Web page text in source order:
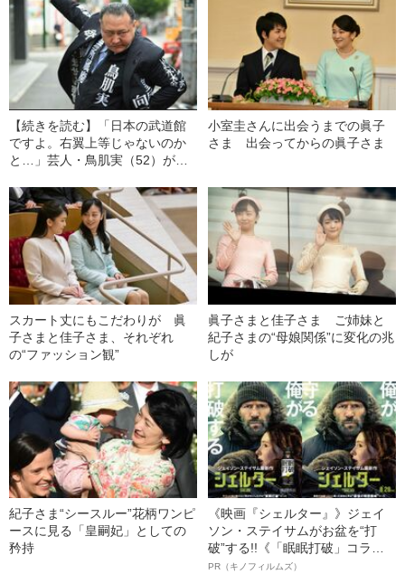
【続きを読む】「日本の武道館
ですよ。右翼上等じゃないのか
と…」芸人・鳥肌実（52）が、
な理由”
小室圭さんに出会うまでの眞子
さま 出会ってからの眞子さま
スカート丈にもこだわりが 眞
子さまと佳子さま、それぞれ
の“ファッション観”
眞子さまと佳子さま ご姉妹と
紀子さまの“母娘関係”に変化の兆
しが
紀子さま“シースルー”花柄ワンピ
ースに見る「皇嗣妃」としての
矜持
《映画『シェルター』》ジェイ
ソン・ステイサムがお盆を“打
破”する!!《「眠眠打破」コラ
ボ》
PR（キノフィルムズ）